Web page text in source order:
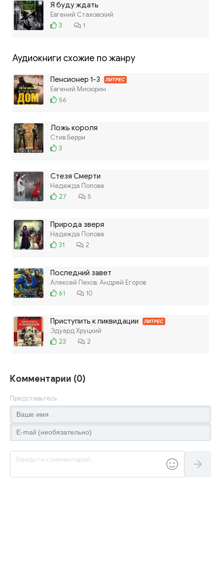
Я буду ждать
Евгений Стаховский
3
1
Аудиокниги схожие по жанру
Пенсионер 1-3 ЛИТРЕС
Евгений Мисюрин
56
Ложь короля
Стив Берри
3
Стезя Смерти
Надежда Попова
27
5
Природа зверя
Надежда Попова
31
2
Последний завет
Алексей Пехов, Андрей Егоров
61
10
Приступить к ликвидации ЛИТРЕС
Эдуард Хруцкий
23
2
Комментарии (0)
Представьтесь